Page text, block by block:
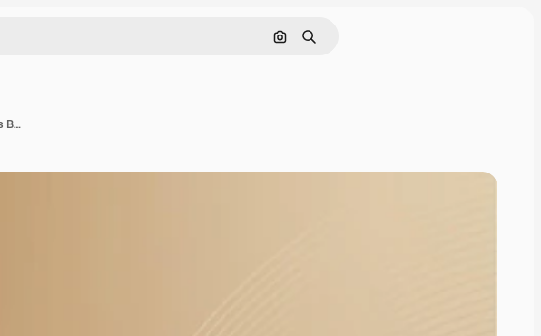
Pesquisar por imagem
Buscar
Vector de fundo abstrato com rede de ondas dinâmicas ou linhas onduladas Banner Premium